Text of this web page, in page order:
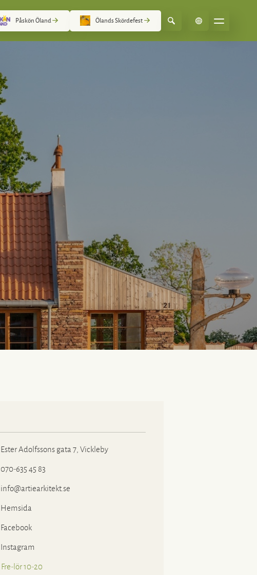
Påskön Öland Ölands Skördefest
Ester Adolfssons gata 7, Vickleby
070-635 45 83
info@artiearkitekt.se
Hemsida
Facebook
Instagram
Fre-lör 10-20